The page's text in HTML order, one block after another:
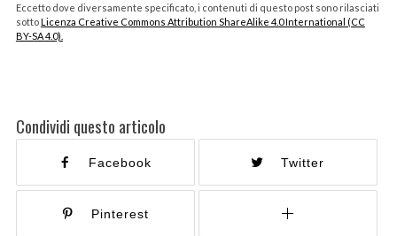
Eccetto dove diversamente specificato, i contenuti di questo post sono rilasciati
sottoLicenza Creative Commons Attribution ShareAlike 4.0 International (CC
BY-SA 4.0).
Condividi questo articolo
Facebook Twitter
Pinterest